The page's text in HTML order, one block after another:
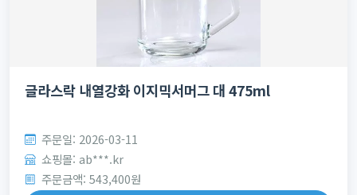
글라스락 내열강화 이지믹서머그 대 475ml
주문일: 2026-03-11
쇼핑몰: ab***.kr
주문금액: 543,400원